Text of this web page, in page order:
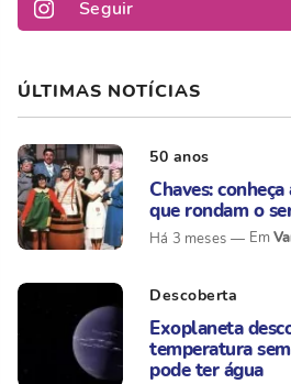
Seguir
ÚLTIMAS NOTÍCIAS
50 anos
Chaves:
que rondam o
Há 3 meses
Descoberta
Exoplaneta
temperatura
pode ter água